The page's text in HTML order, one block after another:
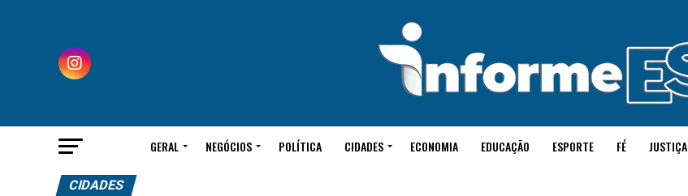
GERAL NEGÓCIOS POLÍTICA CIDADES ECONOMIA EDUCAÇÃO ESPORTE FÉ JUSTIÇA
CIDADES